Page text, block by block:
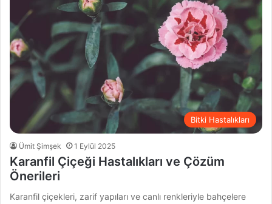
Bitki Hastalıkları
Ümit Şimşek 1 Eylül 2025
Karanfil Çiçeği Hastalıkları ve Çözüm
Önerileri
Karanfil çiçekleri, zarif yapıları ve canlı renkleriyle bahçelere